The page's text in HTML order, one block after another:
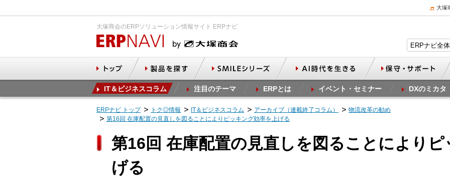
大塚
大塚商会のERPソリューション情報サイト ERPナビ
IT＆ビジネスコラム 注目のテーマ ERPとは イベント・セミナー DXのミカタ
ERPナビ トップ トク◎情報 IT＆ビジネスコラム アーカイブ（連載終了コラム）
物流改革の勧め
第16回 在庫配置の見直しを図ることによりピッキング効率を上げる
第16回 在庫配置の見直しを図ることにより
げる